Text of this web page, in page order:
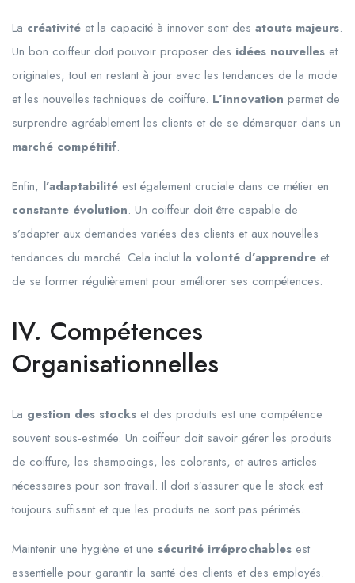
La créativité et la capacité à innover sont des atouts majeurs.
Un bon coiffeur doit pouvoir proposer des idées nouvelles et
originales, tout en restant à jour avec les tendances de la mode
et les nouvelles techniques de coiffure. L’innovation permet de
surprendre agréablement les clients et de se démarquer dans un
marché compétitif.
Enfin, l’adaptabilité est également cruciale dans ce métier en
constante évolution. Un coiffeur doit être capable de
s’adapter aux demandes variées des clients et aux nouvelles
tendances du marché. Cela inclut la volonté d’apprendre et
de se former régulièrement pour améliorer ses compétences.
IV. Compétences
Organisationnelles
La gestion des stocks et des produits est une compétence
souvent sous-estimée. Un coiffeur doit savoir gérer les produits
de coiffure, les shampoings, les colorants, et autres articles
nécessaires pour son travail. Il doit s’assurer que le stock est
toujours suffisant et que les produits ne sont pas périmés.
Maintenir une hygiène et une sécurité irréprochables est
essentielle pour garantir la santé des clients et des employés.